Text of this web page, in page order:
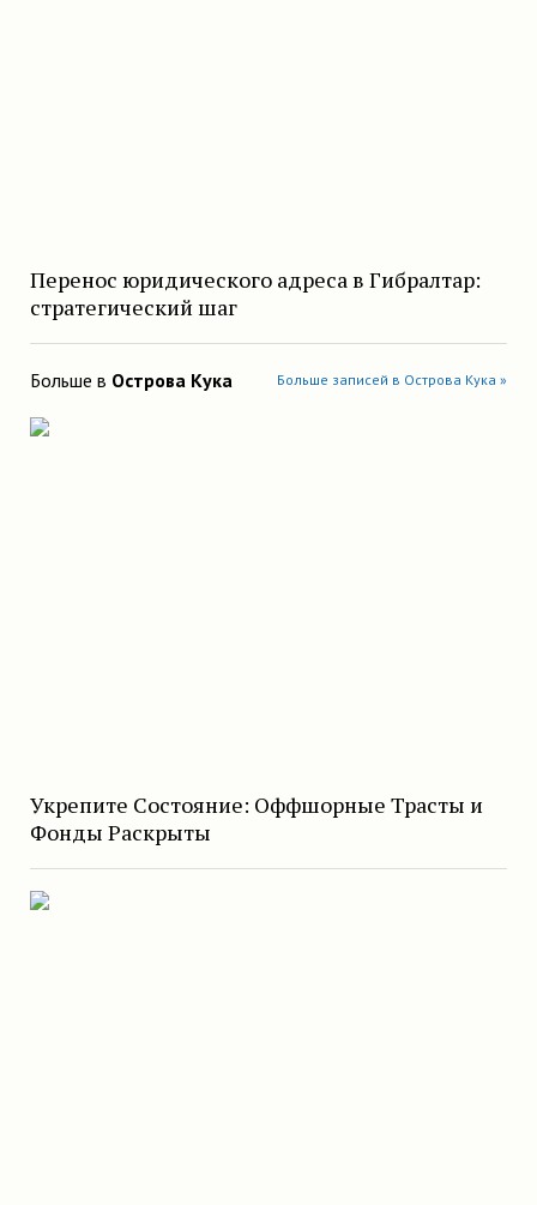
Перенос юридического адреса в Гибралтар:
стратегический шаг
Больше в Острова Кука Больше записей в Острова Кука »
Укрепите Состояние: Оффшорные Трасты и
Фонды Раскрыты